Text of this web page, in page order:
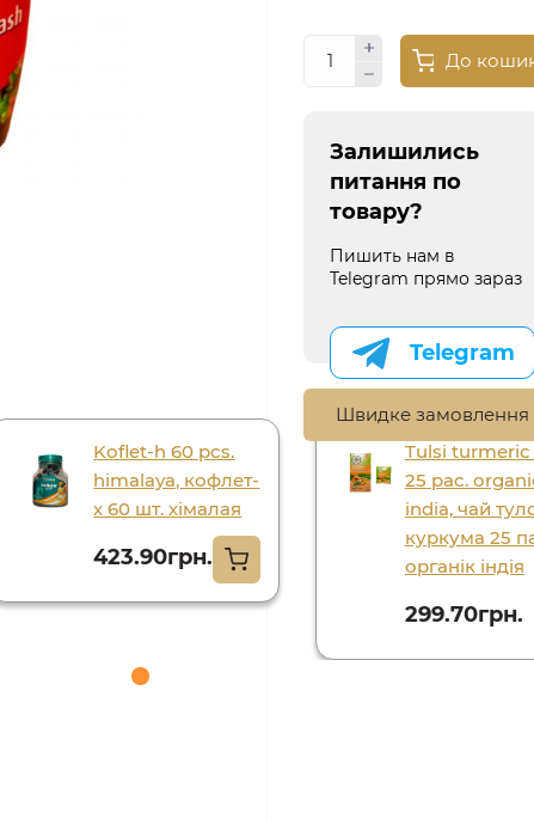
Koflet-h 60 pcs.
himalaya, кофлет-
х 60 шт. хімалая
423.90грн.
Tulsi turmeric
25 pac.
india, чай
куркума 25
органік індія
299.70грн.
До
Залишились
питання по
товару?
Пишить нам в
Telegram прямо зараз
Telegram
Швидке замовлення